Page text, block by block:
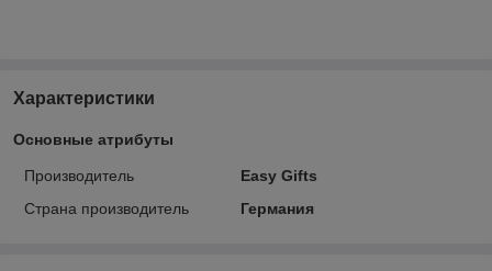
Характеристики
Основные атрибуты
Производитель
Easy Gifts
Страна производитель
Германия